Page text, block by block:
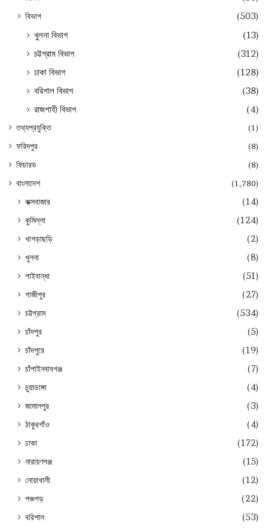
বিভাগ
(503)
খুলনা বিভাগ
(13)
চট্টগ্রাম বিভাগ
(312)
ঢাকা বিভাগ
(128)
বরিশাল বিভাগ
(38)
রাজশাহী বিভাগ
(4)
তথ্যপ্রযুক্তি
(1)
ফরিদপুর
(8)
ফিচারড
(8)
বাংলাদেশ
(1,780)
কক্সবাজার
(14)
কুমিল্লা
(124)
খাগড়াছড়ি
(2)
খুলনা
(8)
গাইবান্ধা
(51)
গাজীপুর
(27)
চট্টগ্রাম
(534)
চাঁদপুর
(5)
চাঁদপুরে
(19)
চাঁপাইনবাবগঞ্জ
(7)
চুয়াডাঙ্গা
(4)
জামালপুর
(3)
ঠাকুরগাঁও
(4)
ঢাকা
(172)
নারায়ণগঞ্জ
(15)
নোয়াখালী
(12)
পঞ্চগড়
(22)
বরিশাল
(53)